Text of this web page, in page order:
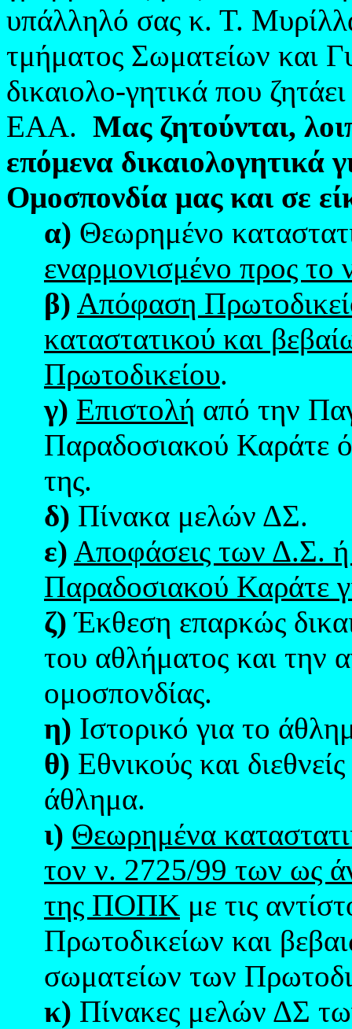
υπάλληλό σας κ. Τ.
τμήματος Σωματείων και
δικαιολο-γητικά που
ΕΑΑ. Μας ζητούνται,
επόμενα
Ομοσπονδία μας και σε
α) Θεωρημένο
εναρμονισμένο προς το
β) Απόφαση
καταστατικού και
Πρωτοδικείου.
γ) Επιστολή από την
Παραδοσιακού Καράτε
της.
δ) Πίνακα μελών ΔΣ.
ε) Αποφάσεις των Δ.Σ.
Παραδοσιακού Καράτε
ζ) Έκθεση επαρκώς
του αθλήματος και την
ομοσπονδίας.
η) Ιστορικό για το
θ) Εθνικούς και
άθλημα.
ι) Θεωρημένα
τον ν. 2725/99 των ως
της ΠΟΠΚ με τις
Πρωτοδικείων και
σωματείων των
κ) Πίνακες μελών ΔΣ